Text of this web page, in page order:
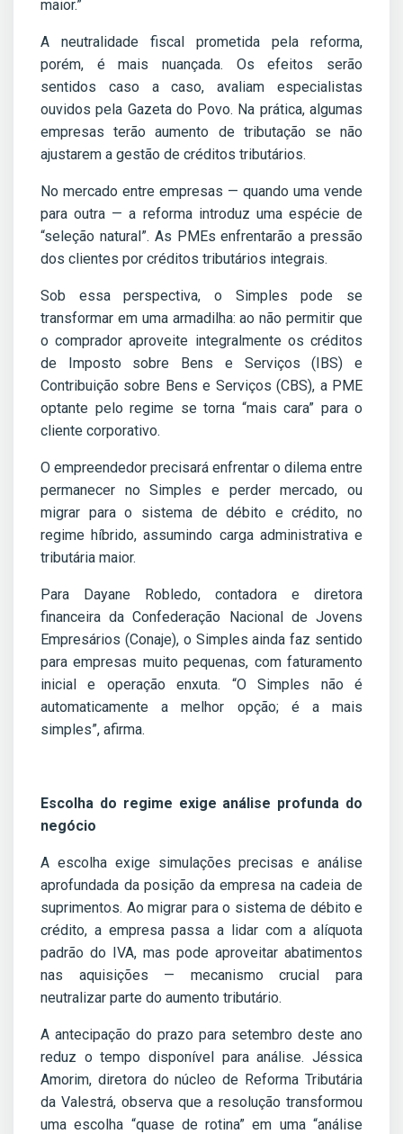
maior.”
A neutralidade fiscal prometida pela reforma,
porém, é mais nuançada. Os efeitos serão
sentidos caso a caso, avaliam especialistas
ouvidos pela Gazeta do Povo. Na prática, algumas
empresas terão aumento de tributação se não
ajustarem a gestão de créditos tributários.
No mercado entre empresas — quando uma vende
para outra — a reforma introduz uma espécie de
“seleção natural”. As PMEs enfrentarão a pressão
dos clientes por créditos tributários integrais.
Sob essa perspectiva, o Simples pode se
transformar em uma armadilha: ao não permitir que
o comprador aproveite integralmente os créditos
de Imposto sobre Bens e Serviços (IBS) e
Contribuição sobre Bens e Serviços (CBS), a PME
optante pelo regime se torna “mais cara” para o
cliente corporativo.
O empreendedor precisará enfrentar o dilema entre
permanecer no Simples e perder mercado, ou
migrar para o sistema de débito e crédito, no
regime híbrido, assumindo carga administrativa e
tributária maior.
Para Dayane Robledo, contadora e diretora
financeira da Confederação Nacional de Jovens
Empresários (Conaje), o Simples ainda faz sentido
para empresas muito pequenas, com faturamento
inicial e operação enxuta. “O Simples não é
automaticamente a melhor opção; é a mais
simples”, afirma.
Escolha do regime exige análise profunda do
negócio
A escolha exige simulações precisas e análise
aprofundada da posição da empresa na cadeia de
suprimentos. Ao migrar para o sistema de débito e
crédito, a empresa passa a lidar com a alíquota
padrão do IVA, mas pode aproveitar abatimentos
nas aquisições — mecanismo crucial para
neutralizar parte do aumento tributário.
A antecipação do prazo para setembro deste ano
reduz o tempo disponível para análise. Jéssica
Amorim, diretora do núcleo de Reforma Tributária
da Valestrá, observa que a resolução transformou
uma escolha “quase de rotina” em uma “análise